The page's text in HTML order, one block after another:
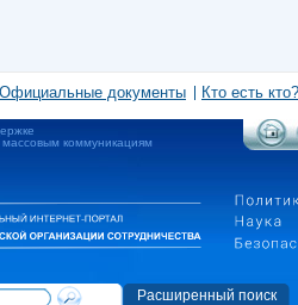
Официальные документы Кто есть кто?
коммуникациям
Расширенный поиск